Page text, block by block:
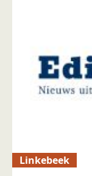
Linkebeek